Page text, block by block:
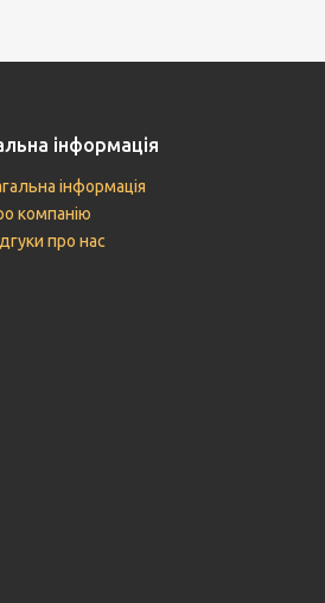
інформація
інформація
компанію
про нас